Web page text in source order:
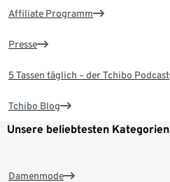
Affiliate Programm
Presse
5 Tassen täglich – der Tchibo Podcast
Tchibo Blog
Unsere beliebtesten Kategorien
Damenmode